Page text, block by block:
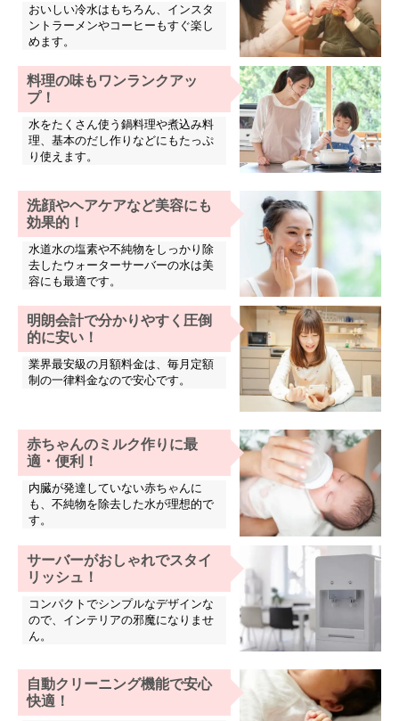
おいしい冷水はもちろん、インスタ
ントラーメンやコーヒーもすぐ楽し
めます。
料理の味もワンランクアッ
プ！
水をたくさん使う鍋料理や煮込み料
理、基本のだし作りなどにもたっぷ
り使えます。
洗顔やヘアケアなど美容にも
効果的！
水道水の塩素や不純物をしっかり除
去したウォーターサーバーの水は美
容にも最適です。
明朗会計で分かりやすく圧倒
的に安い！
業界最安級の月額料金は、毎月定額
制の一律料金なので安心です。
赤ちゃんのミルク作りに最
適・便利！
内臓が発達していない赤ちゃんに
も、不純物を除去した水が理想的で
す。
サーバーがおしゃれでスタイ
リッシュ！
コンパクトでシンプルなデザインな
ので、インテリアの邪魔になりませ
ん。
自動クリーニング機能で安心
快適！